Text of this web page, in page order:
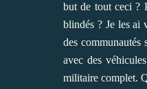
but de tout ceci ?
blindés ? Je les ai
des
avec des
militaire complet.